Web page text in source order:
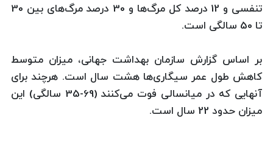
تنفسی و 12 درصد كل مرگ‌ها و 30 درصد مرگ‌های بین 30
تا 50 سالگی است.
بر اساس گزارش سازمان بهداشت جهانی، میزان متوسط
كاهش طول عمر سیگاری‌ها هشت سال است. هرچند برای
آنهایی كه در میانسالی فوت می‌كنند (69-35 سالگی) این
میزان حدود 22 سال است.